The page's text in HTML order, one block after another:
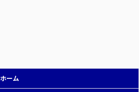
ホーム